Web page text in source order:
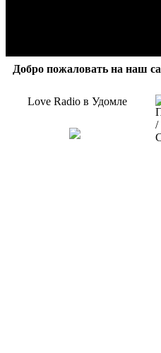
Добро пожаловать на наш
Love Radio в Удомле